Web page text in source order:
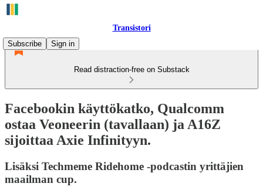
Transistori
Subscribe
Sign in
Read distraction-free on Substack
Facebookin käyttökatko, Qualcomm
ostaa Veoneerin (tavallaan) ja A16Z
sijoittaa Axie Infinityyn.
Lisäksi Techmeme Ridehome -podcastin yrittäjien
maailman cup.